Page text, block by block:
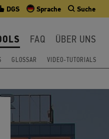
DGS Sprache Suche
FAQ ÜBER UNS
GLOSSAR VIDEO-TUTORIALS